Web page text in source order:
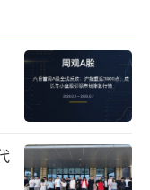
元的商家向北
热，准备了20
家销售宠物年
爆，“年前几乎
有客人提前一